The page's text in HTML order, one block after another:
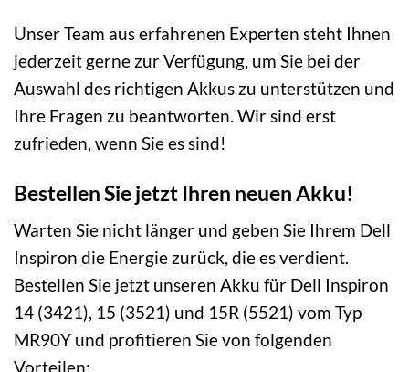
Unser Team aus erfahrenen Experten steht Ihnen
jederzeit gerne zur Verfügung, um Sie bei der
Auswahl des richtigen Akkus zu unterstützen und
Ihre Fragen zu beantworten. Wir sind erst
zufrieden, wenn Sie es sind!
Bestellen Sie jetzt Ihren neuen Akku!
Warten Sie nicht länger und geben Sie Ihrem Dell
Inspiron die Energie zurück, die es verdient.
Bestellen Sie jetzt unseren Akku für Dell Inspiron
14 (3421), 15 (3521) und 15R (5521) vom Typ
MR90Y und profitieren Sie von folgenden
Vorteilen: